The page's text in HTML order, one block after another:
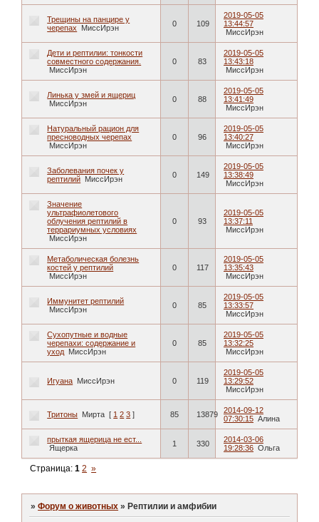
Трещины на панцире у
черепах
МиссИрэн 0 109
2019-05-05
13:44:57
МиссИрэн
Дети и рептилии: тонкости
совместного содержания.
МиссИрэн
0 83
2019-05-05
13:43:18
МиссИрэн
Линька у змей и ящериц
МиссИрэн
0 88
2019-05-05
13:41:49
МиссИрэн
Натуральный рацион для
пресноводных черепах
МиссИрэн
0 96
2019-05-05
13:40:27
МиссИрэн
Заболевания почек у
рептилий МиссИрэн 0 149
2019-05-05
13:38:49
МиссИрэн
Значение
ультрафиолетового
облучения рептилий в
террариумных условиях
МиссИрэн
0 93
2019-05-05
13:37:11
МиссИрэн
Метаболическая болезнь
костей у рептилий
МиссИрэн
0 117
2019-05-05
13:35:43
МиссИрэн
Иммунитет рептилий
МиссИрэн
0 85
2019-05-05
13:33:57
МиссИрэн
Сухопутные и водные
черепахи: содержание и
уход МиссИрэн
0 85
2019-05-05
13:32:25
МиссИрэн
Игуана МиссИрэн 0 119
2019-05-05
13:29:52
МиссИрэн
Тритоны Мирта [ 1 2 3 ] 85 13879
2014-09-12
07:30:15 Алина
прыткая ящерица не ест...
Ящерка
1 330
2014-03-06
19:28:36 Ольга
Страница:1 2 »
»Форум о животных »Рептилии и амфибии